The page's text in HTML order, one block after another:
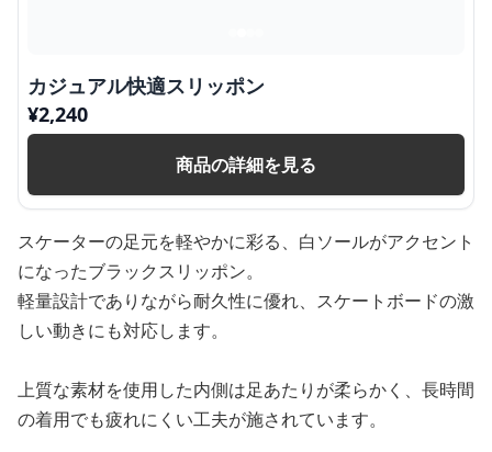
カジュアル快適スリッポン
¥2,240
商品の詳細を見る
スケーターの足元を軽やかに彩る、白ソールがアクセント
になったブラックスリッポン。
軽量設計でありながら耐久性に優れ、スケートボードの激
しい動きにも対応します。
上質な素材を使用した内側は足あたりが柔らかく、長時間
の着用でも疲れにくい工夫が施されています。